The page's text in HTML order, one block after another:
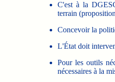
C'est à la
terrain
Concevoir la
L'État doit
Pour les outils
nécessaires à la